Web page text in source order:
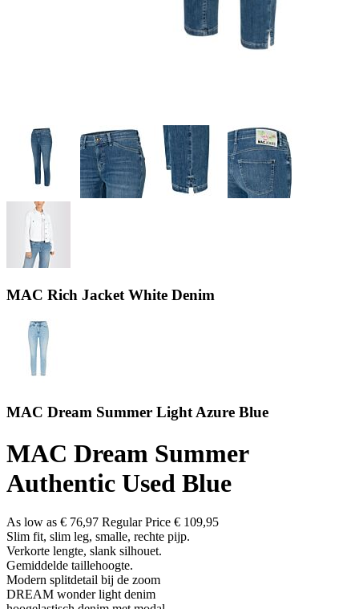
MAC Rich Jacket White Denim
MAC Dream Summer Light Azure Blue
MAC Dream Summer
Authentic Used Blue
As low as € 76,97 Regular Price € 109,95
Slim fit, slim leg, smalle, rechte pijp.
Verkorte lengte, slank silhouet.
Gemiddelde taillehoogte.
Modern splitdetail bij de zoom
DREAM wonder light denim